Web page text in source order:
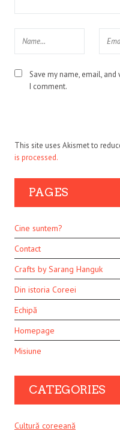
Save my name, email,
I comment.
This site uses Akismet to
is processed.
PAGES
Cine suntem?
Contact
Crafts by Sarang Hanguk
Din istoria Coreei
Echipă
Homepage
Misiune
CATEGORIES
Cultură coreeană